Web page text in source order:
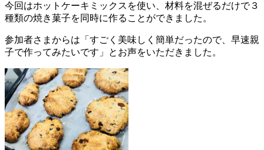
今回はホットケーキミックスを使い、材料を混ぜるだけで３
種類の焼き菓子を同時に作ることができました。
参加者さまからは「すごく美味しく簡単だったので、早速親
子で作ってみたいです」とお声をいただきました。